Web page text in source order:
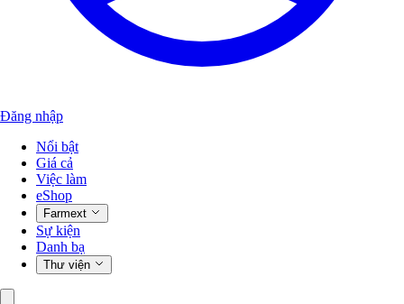
Đăng nhập
Nổi bật
Giá cả
Việc làm
eShop
Farmext
Sự kiện
Danh bạ
Thư viện